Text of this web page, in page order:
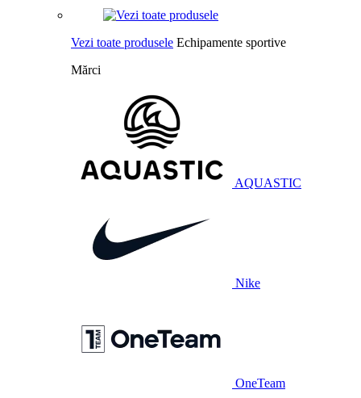
Vezi toate produsele Echipamente sportive
Mărci
AQUASTIC
Nike
OneTeam